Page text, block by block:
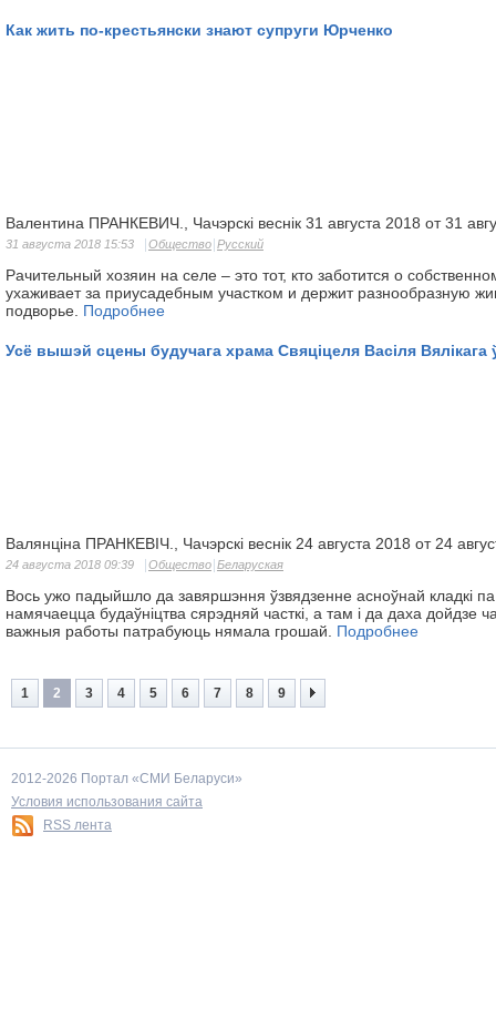
Как жить по-крестьянски знают супруги Юрченко
Валентина ПРАНКЕВИЧ., Чачэрскі веснік 31 августа 2018 от 31
31 августа 2018 15:53 Общество Русский
Рачительный хозяин на селе – это тот, кто заботится о
ухаживает за приусадебным участком и держит разнообразную
подворье. Подробнее
Усё вышэй сцены будучага храма Свяціцеля Васіля Вялікага
Валянціна ПРАНКЕВІЧ., Чачэрскі веснік 24 августа 2018 от 24
24 августа 2018 09:39 Общество Беларуская
Вось ужо падыйшло да завяршэння ўзвядзенне асноўнай кладкі
намячаецца будаўніцтва сярэдняй часткі, а там і да даха дойдзе
важныя работы патрабуюць нямала грошай. Подробнее
1 2 3 4 5 6 7 8 9
2012-2026 Портал «СМИ Беларуси»
Условия использования сайта
RSS лента